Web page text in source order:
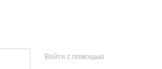
Войти с помощью